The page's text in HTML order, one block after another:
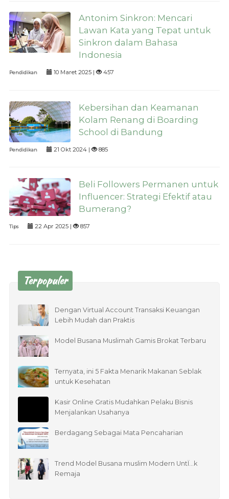
Antonim Sinkron: Mencari
Lawan Kata yang Tepat untuk
Sinkron dalam Bahasa
Indonesia
Pendidikan 10 Maret 2025 | 457
Kebersihan dan Keamanan
Kolam Renang di Boarding
School di Bandung
Pendidikan 21 Okt 2024 | 885
Beli Followers Permanen untuk
Influencer: Strategi Efektif atau
Bumerang?
Tips 22 Apr 2025 | 857
Terpopuler
Dengan Virtual Account Transaksi Keuangan
Lebih Mudah dan Praktis
Model Busana Muslimah Gamis Brokat Terbaru
Ternyata, ini 5 Fakta Menarik Makanan Seblak
untuk Kesehatan
Kasir Online Gratis Mudahkan Pelaku Bisnis
Menjalankan Usahanya
Berdagang Sebagai Mata Pencaharian
Trend Model Busana muslim Modern UntÏ…k
Remaja